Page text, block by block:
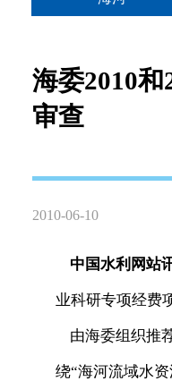
海委2010
审查
2010-06-10
中国水利网站
业科研专项经费
由海委组织推
绕“海河流域水